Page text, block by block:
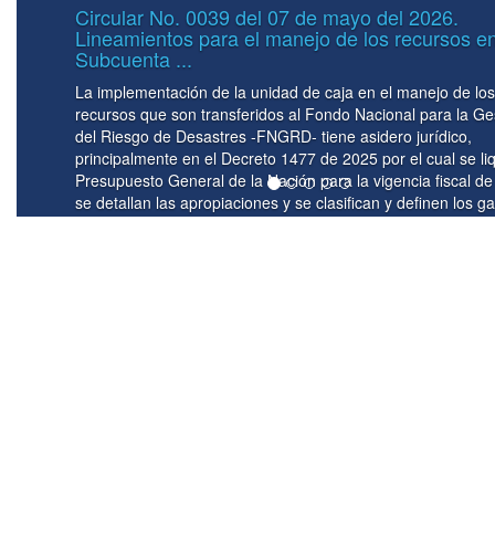
Circular interna 0059 del 14 de julio de
Alcance circular interna No. 00455 del
de ...
Alcance circular interna No. 00455 del 27 de mayo
Lineamientos para le gobernanza, articulación
coordinación y seguimiento del Plan de
PRT - Frente Frío 2026. Gerencia del Plan de
Temprana - PRT - Frente Frío 2026. En ejercicio
competencias conferidas por el Decreto Ley 4147